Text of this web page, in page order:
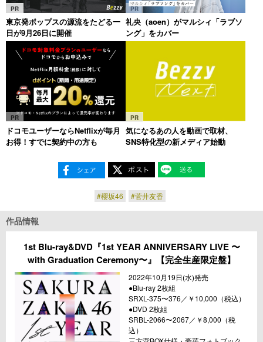
PR
東京発ポップスの源流をたどる一
日が9月26日に開催
PR
礼央（aoen）がマルシィ「ラブソ
ング」をカバー
PR
ドコモユーザーならNetflixが毎月
お得！すでに契約中の方も
PR
気になるあの人を動画で取材、
SNS特化型の新メディア始動
#櫻坂46 #菅井友香
作品情報
1st Blu-ray&DVD『1st YEAR ANNIVERSARY LIVE 〜
with Graduation Ceremony〜』【完全生産限定盤】
2022年10月19日(水)発売
●Blu-ray 2枚組
SRXL-375〜376／￥10,000（税込）
●DVD 2枚組
SRBL-2066〜2067／￥8,000（税
込）